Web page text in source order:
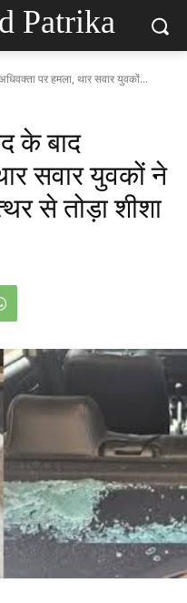
Patrika
पर हमला, थार सवार युवकों...
के बाद
सवार युवकों ने
से तोड़ा शीशा